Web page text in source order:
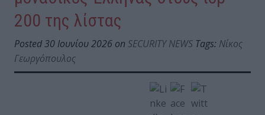
200 της λίστας
Posted 30 Ιουνίου 2026 on SECURITY NEWS Tags: Νίκος
Γεωργόπουλος